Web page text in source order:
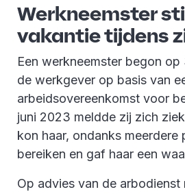
Werkneemster
vakantie tijdens
Een werkneemster begon
de werkgever op basis van
arbeidsovereenkomst voor
juni 2023 meldde zij zich
kon haar, ondanks meerdere
bereiken en gaf haar een
Op advies van de arbodienst